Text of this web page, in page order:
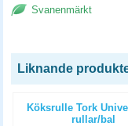
Svanenmärkt
Liknande
Köksrulle Tork
rullar/bal